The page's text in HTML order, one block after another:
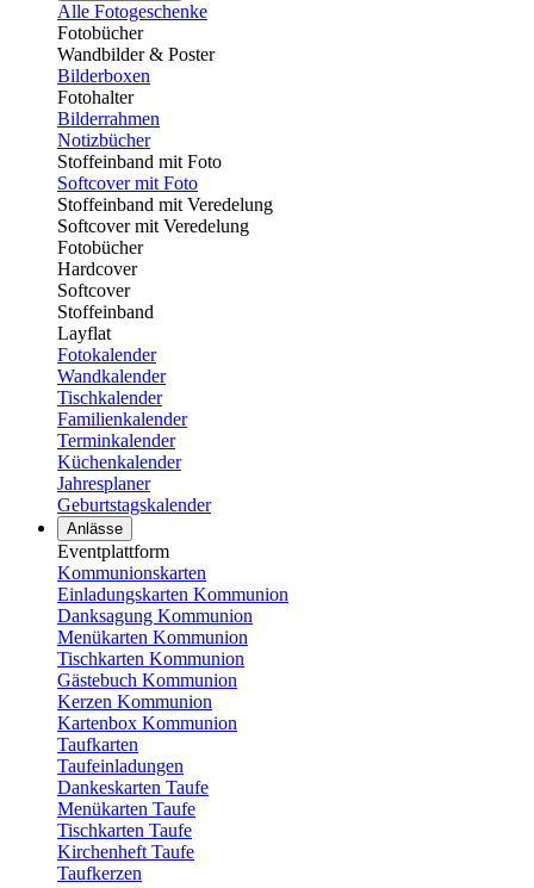
Alle Fotogeschenke
Fotobücher
Wandbilder & Poster
Bilderboxen
Fotohalter
Bilderrahmen
Notizbücher
Stoffeinband mit Foto
Softcover mit Foto
Stoffeinband mit Veredelung
Softcover mit Veredelung
Fotobücher
Hardcover
Softcover
Stoffeinband
Layflat
Fotokalender
Wandkalender
Tischkalender
Familienkalender
Terminkalender
Küchenkalender
Jahresplaner
Geburtstagskalender
Anlässe
Eventplattform
Kommunionskarten
Einladungskarten Kommunion
Danksagung Kommunion
Menükarten Kommunion
Tischkarten Kommunion
Gästebuch Kommunion
Kerzen Kommunion
Kartenbox Kommunion
Taufkarten
Taufeinladungen
Dankeskarten Taufe
Menükarten Taufe
Tischkarten Taufe
Kirchenheft Taufe
Taufkerzen